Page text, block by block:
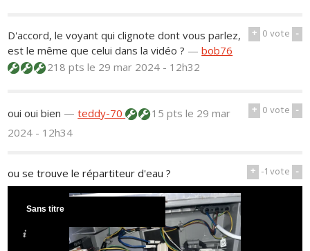
+ 0vote -
D'accord, le voyant qui clignote dont vous parlez,
est le même que celui dans la vidéo ? —bob76
218 ptsle 29 mar 2024 - 12h32
+ 0vote -
oui oui bien —teddy-70 15 ptsle 29 mar
2024 - 12h34
+ -1vote -
ou se trouve le répartiteur d'eau ?
Sans titre